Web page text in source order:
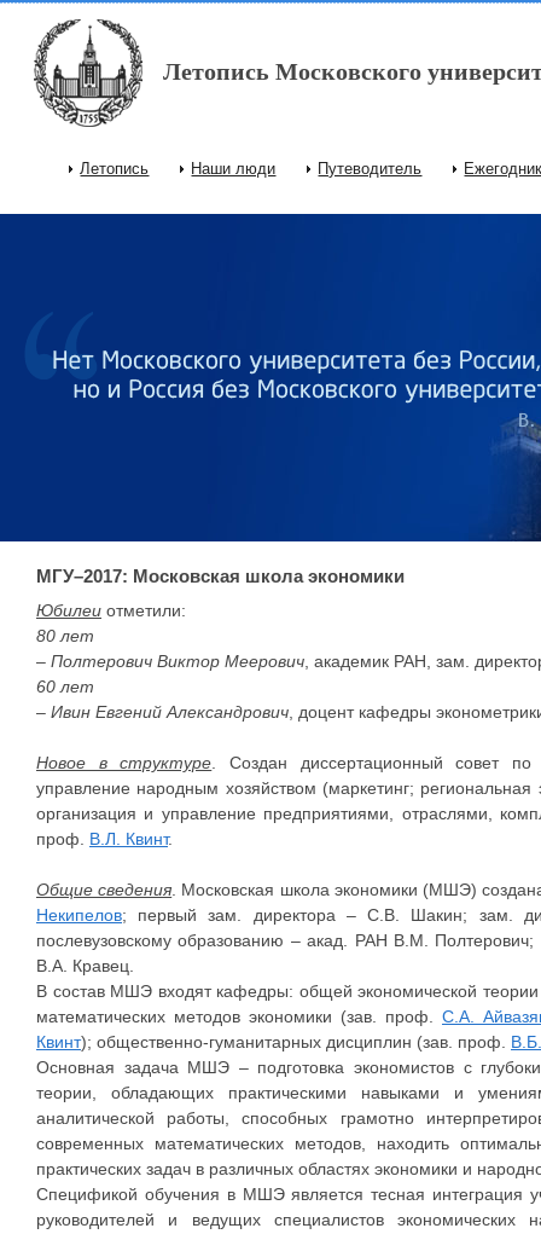
Перейти к основному содержанию
Летопись Московского
Главное меню
Летопись Наши люди Путеводитель
МГУ–2017: Московская школа экономики
Юбилеи отметили:
80 лет
– Полтерович Виктор Меерович , академик РАН, зам.
60 лет
– Ивин Евгений Александрович , доцент кафедры
Новое в структуре . Создан диссертационный совет
управление народным хозяйством (маркетинг;
организация и управление предприятиями, отраслями,
проф. В.Л. Квинт.
Общие сведения . Московская школа экономики (МШЭ)
Некипелов; первый зам. директора – С.В. Шакин; зам.
послевузовскому образованию – акад. РАН В.М.
В.А. Кравец.
В состав МШЭ входят кафедры: общей экономической
математических методов экономики (зав. проф. С.А.
Квинт); общественно-гуманитарных дисциплин (зав. проф.
Основная задача МШЭ – подготовка экономистов с
теории, обладающих практическими навыками и
аналитической работы, способных грамотно
современных математических методов, находить
практических задач в различных областях экономики и
Спецификой обучения в МШЭ является тесная интеграция
руководителей и ведущих специалистов экономических